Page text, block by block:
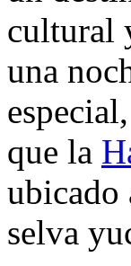
cultural
una
que la
ubicado
selva